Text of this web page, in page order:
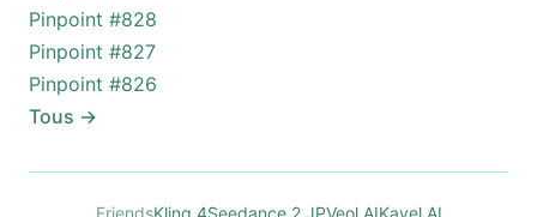
Pinpoint #828
Pinpoint #827
Pinpoint #826
Tous →
FriendsKling 4Seedance 2 JPVeol AIKavel AI